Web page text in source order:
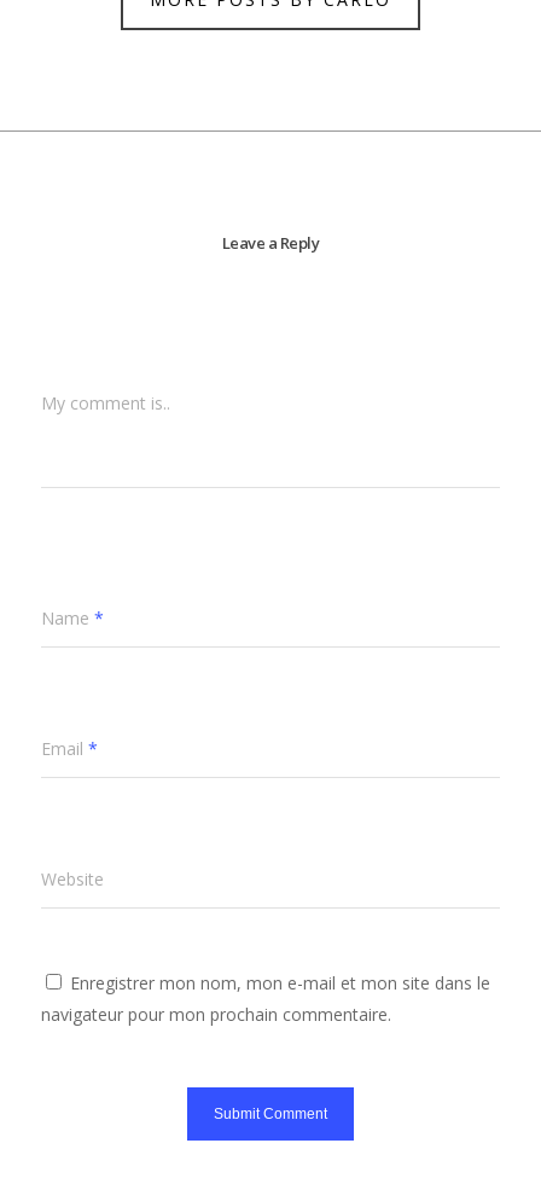
Leave a Reply
My comment is..
Name *
Email *
Website
Enregistrer mon nom, mon e-mail et mon site dans le
navigateur pour mon prochain commentaire.